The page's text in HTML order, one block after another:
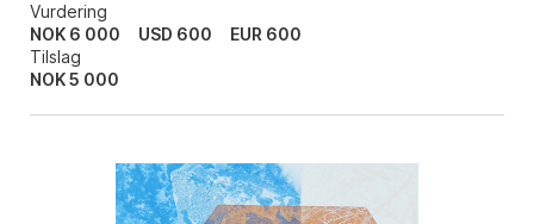
Vurdering
NOK 6 000
USD 600
EUR 600
Tilslag
NOK5 000